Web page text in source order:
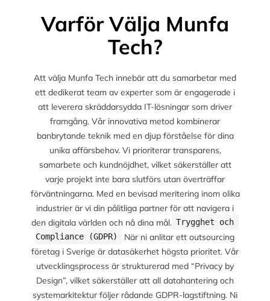
Varför Välja Munfa
Tech?
Att välja Munfa Tech innebär att du samarbetar med
ett dedikerat team av experter som är engagerade i
att leverera skräddarsydda IT-lösningar som driver
framgång. Vår innovativa metod kombinerar
banbrytande teknik med en djup förståelse för dina
unika affärsbehov. Vi prioriterar transparens,
samarbete och kundnöjdhet, vilket säkerställer att
varje projekt inte bara slutförs utan överträffar
förväntningarna. Med en bevisad meritering inom olika
industrier är vi din pålitliga partner för att navigera i
den digitala världen och nå dina mål. Trygghet och
Compliance (GDPR)
När ni anlitar ett outsourcing
företag i Sverige är datasäkerhet högsta prioritet. Vår
utvecklingsprocess är strukturerad med “Privacy by
Design”, vilket säkerställer att all datahantering och
systemarkitektur följer rådande GDPR-lagstiftning. Ni